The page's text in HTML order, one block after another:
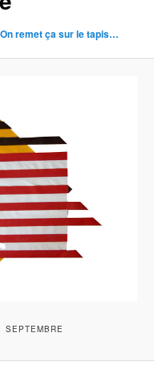
On remet ça sur le tapis…
SEPTEMBRE